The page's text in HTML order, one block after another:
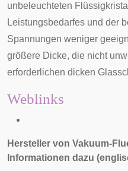
unbeleuchteten
Leistungsbedarfes und der
Spannungen weniger
größere Dicke, die nicht
erforderlichen dicken
Weblinks
Hersteller von Vakuum-
Informationen dazu